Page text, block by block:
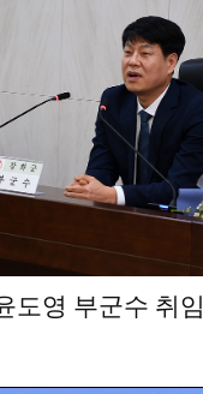
도영 부군수 취임